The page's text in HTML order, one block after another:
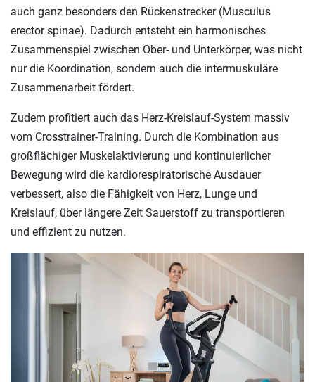
auch ganz besonders den Rückenstrecker (Musculus
erector spinae). Dadurch entsteht ein harmonisches
Zusammenspiel zwischen Ober- und Unterkörper, was nicht
nur die Koordination, sondern auch die intermuskuläre
Zusammenarbeit fördert.
Zudem profitiert auch das Herz-Kreislauf-System massiv
vom Crosstrainer-Training. Durch die Kombination aus
großflächiger Muskelaktivierung und kontinuierlicher
Bewegung wird die kardiorespiratorische Ausdauer
verbessert, also die Fähigkeit von Herz, Lunge und
Kreislauf, über längere Zeit Sauerstoff zu transportieren
und effizient zu nutzen.